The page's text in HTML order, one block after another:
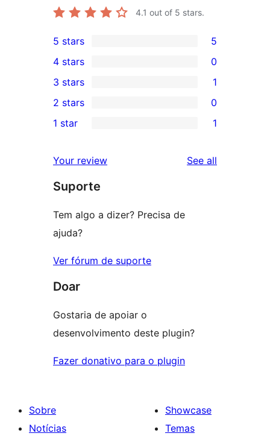
4.1 out of 5 stars.
5
5-
star
reviews
5 stars 5
4-
star
reviews
4 stars 0
1
3-
star
3 stars 1
2-
reviews
2 stars 0
star
review
1 star 1
Your review See all
Suporte
Tem algo a dizer? Precisa de
ajuda?
Ver fórum de suporte
Doar
Gostaria de apoiar o
desenvolvimento deste plugin?
Fazer donativo para o plugin
Sobre
Notícias
Showcase
Temas